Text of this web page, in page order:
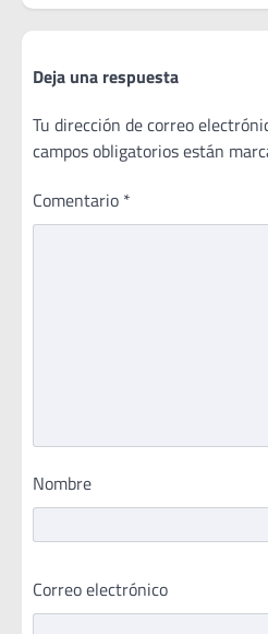
Deja una respuesta
Tu dirección de correo
campos obligatorios están
Comentario *
Nombre
Correo electrónico